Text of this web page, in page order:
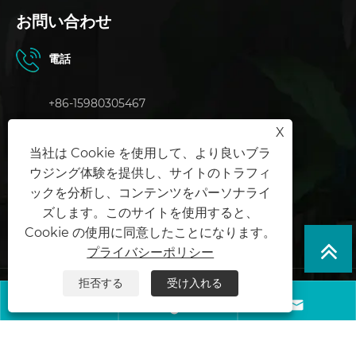
お問い合わせ
電話
+86-15980305467
Eメール
mia@gymbong.net
住所
中国福建省恵安県山夏町山夏村
Copyright © 2024 泉州中波ディスプレイ小道具有限公司 All Rights Reserved
ウェブサイトのテクニカルサポート:天宇ネットワークジャック・リ

X
当社は Cookie を使用して、より良いブラ
ウジング体験を提供し、サイトのトラフィ
ックを分析し、コンテンツをパーソナライ
ズします。このサイトを使用すると、
Cookie の使用に同意したことになります。
プライバシーポリシー
拒否する 受け入れる